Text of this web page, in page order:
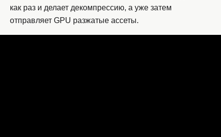
как раз и делает декомпрессию, а уже затем
отправляет GPU разжатые ассеты.